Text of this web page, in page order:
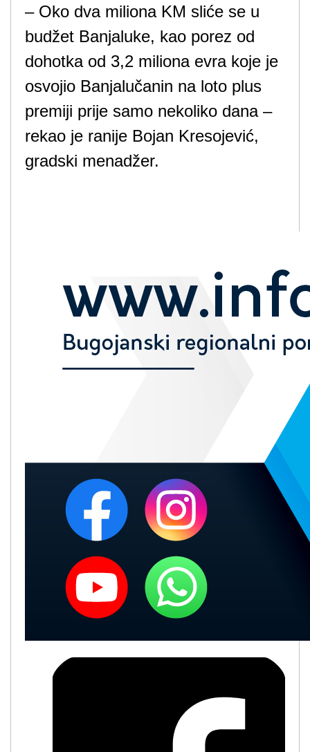
– Oko dva miliona KM sliće se u
budžet Banjaluke, kao porez od
dohotka od 3,2 miliona evra koje je
osvojio Banjalučanin na loto plus
premiji prije samo nekoliko dana –
rekao je ranije Bojan Kresojević,
gradski menadžer.